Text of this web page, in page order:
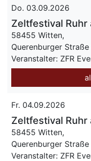
Do. 03.09.2026
Zeltfestival Ruhr
58455 Witten,
Querenburger
Veranstalter: ZFR
Fr. 04.09.2026
Zeltfestival Ruhr
58455 Witten,
Querenburger
Veranstalter: ZFR